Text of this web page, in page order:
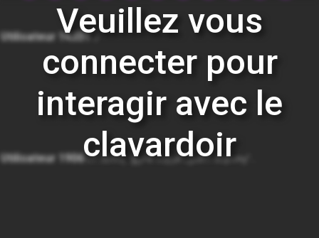
Veuillez vous
connecter pour
interagir avec le
clavardoir
Utilisateur 14331
Utilisateur 1906 Lft Sbnfej "gjyf ef espjuf Ljpofm Gspvmy"...